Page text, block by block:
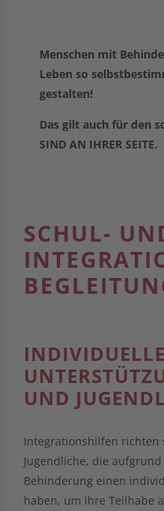
Menschen mit
Leben so
gestalten!
Das gilt auch für den
SIND AN IHRER SEITE.
SCHUL-
INDIVIDUELLE
UND
Integrationshilfen richten
Jugendliche, die
Behinderung einen
haben, um ihre Teilhabe